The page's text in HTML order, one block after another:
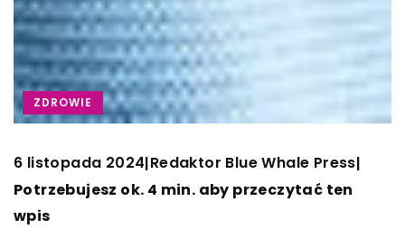
ZDROWIE
6 listopada 2024|Redaktor Blue Whale Press|
Potrzebujesz ok. 4 min. aby przeczytać ten
wpis